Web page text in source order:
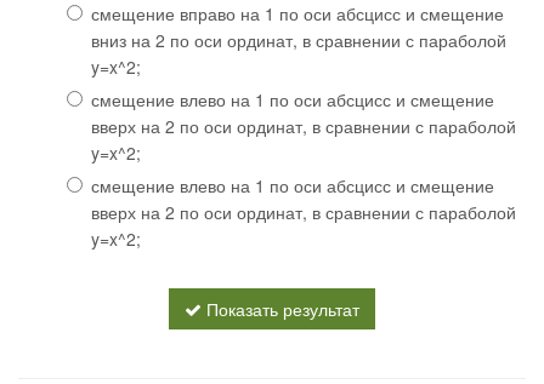
смещение вправо на 1 по оси абсцисс и смещение
вниз на 2 по оси ординат, в сравнении с параболой
y=x^2;
смещение влево на 1 по оси абсцисс и смещение
вверх на 2 по оси ординат, в сравнении с параболой
y=x^2;
смещение влево на 1 по оси абсцисс и смещение
вверх на 2 по оси ординат, в сравнении с параболой
y=x^2;
Показать результат